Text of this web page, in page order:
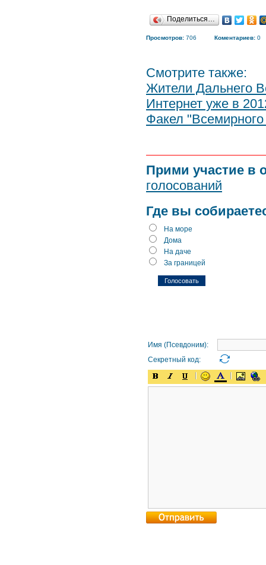
Поделиться…
Просмотров: 706 Коментариев: 0
Смотрите также:
Жители Дальнего
Интернет уже в
Факел
Прими участие в
голосований
Где вы
На море
Дома
На даче
За границей
Имя (Псевдоним):
Секретный код: